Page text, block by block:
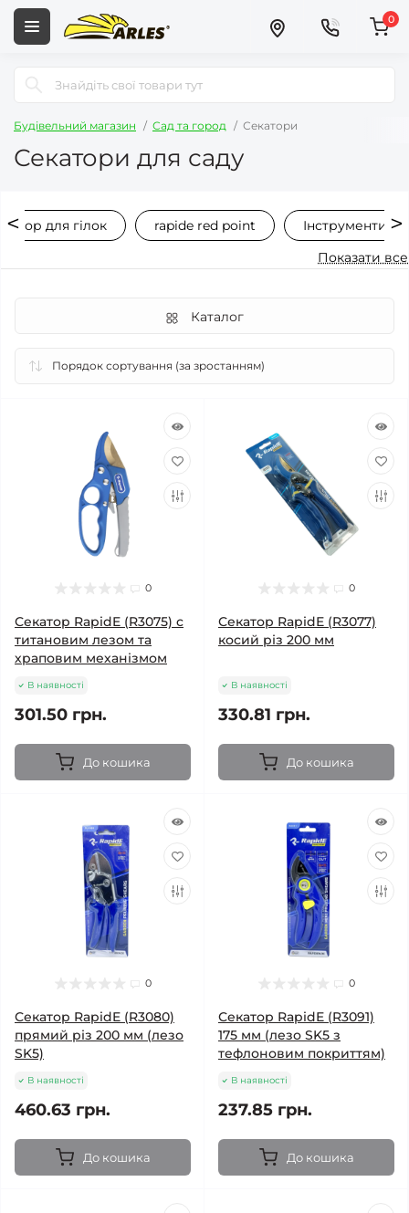
0
Будівельний магазин Сад та город Секатори
Секатори для саду
для гілок rapide red point
Інструменти
Показати все
Каталог
0
Секатор RapidE (R3075) c
титановим лезом та
храповим механізмом
В наявності
301.50 грн.
До кошика
0
Секатор RapidE (R3077)
косий різ 200 мм
В наявності
330.81 грн.
До кошика
0
Секатор RapidE (R3080)
прямий різ 200 мм (лезо
SK5)
В наявності
460.63 грн.
До кошика
0
Секатор RapidE (R3091)
175 мм (лезо SK5 з
тефлоновим покриттям)
В наявності
237.85 грн.
До кошика